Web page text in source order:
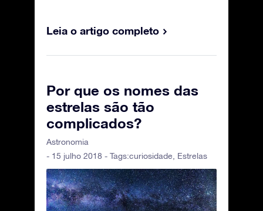
Leia o artigo completo
Por que os nomes das
estrelas são tão
complicados?
Astronomia
- 15 julho 2018 - Tags:curiosidade Estrelas